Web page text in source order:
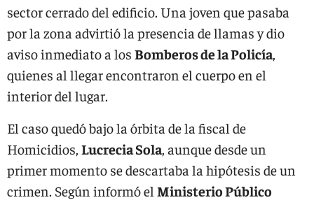
sector cerrado del edificio. Una joven que pasaba
por la zona advirtió la presencia de llamas y dio
aviso inmediato a los Bomberos de la Policía,
quienes al llegar encontraron el cuerpo en el
interior del lugar.
El caso quedó bajo la órbita de la fiscal de
Homicidios, Lucrecia Sola, aunque desde un
primer momento se descartaba la hipótesis de un
crimen. Según informó el Ministerio Público